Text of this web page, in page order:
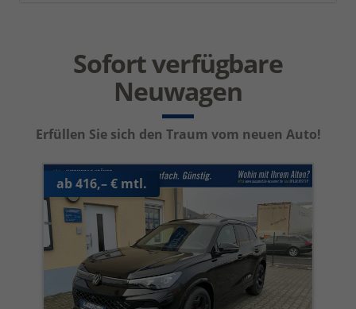
Sofort verfügbare
Neuwagen
Erfüllen Sie sich den Traum vom neuen Auto!
ab 416,– € mtl.